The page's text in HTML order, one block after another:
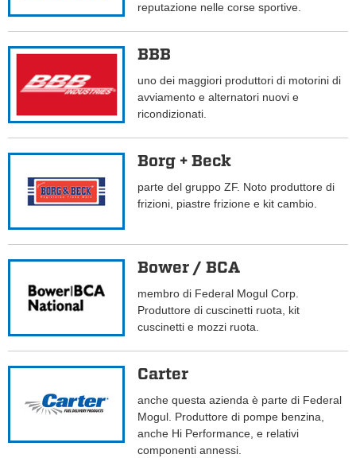
reputazione nelle corse sportive.
BBB
uno dei maggiori produttori di motorini di
avviamento e alternatori nuovi e
ricondizionati.
Borg + Beck
parte del gruppo ZF. Noto produttore di
frizioni, piastre frizione e kit cambio.
Bower / BCA
membro di Federal Mogul Corp.
Produttore di cuscinetti ruota, kit
cuscinetti e mozzi ruota.
Carter
anche questa azienda è parte di Federal
Mogul. Produttore di pompe benzina,
anche Hi Performance, e relativi
componenti annessi.